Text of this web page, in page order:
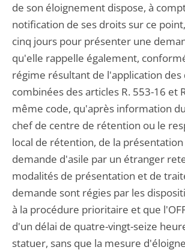
de son éloignement dispose, à
notification de ses droits sur ce
cinq jours pour présenter une
qu'elle rappelle également,
régime résultant de l'application des
combinées des articles R. 553-16 et
même code, qu'après information
chef de centre de rétention ou le
local de rétention, de la
demande d'asile par un étranger
modalités de présentation et de
demande sont régies par les
à la procédure prioritaire et que
d'un délai de quatre-vingt-seize
statuer, sans que la mesure